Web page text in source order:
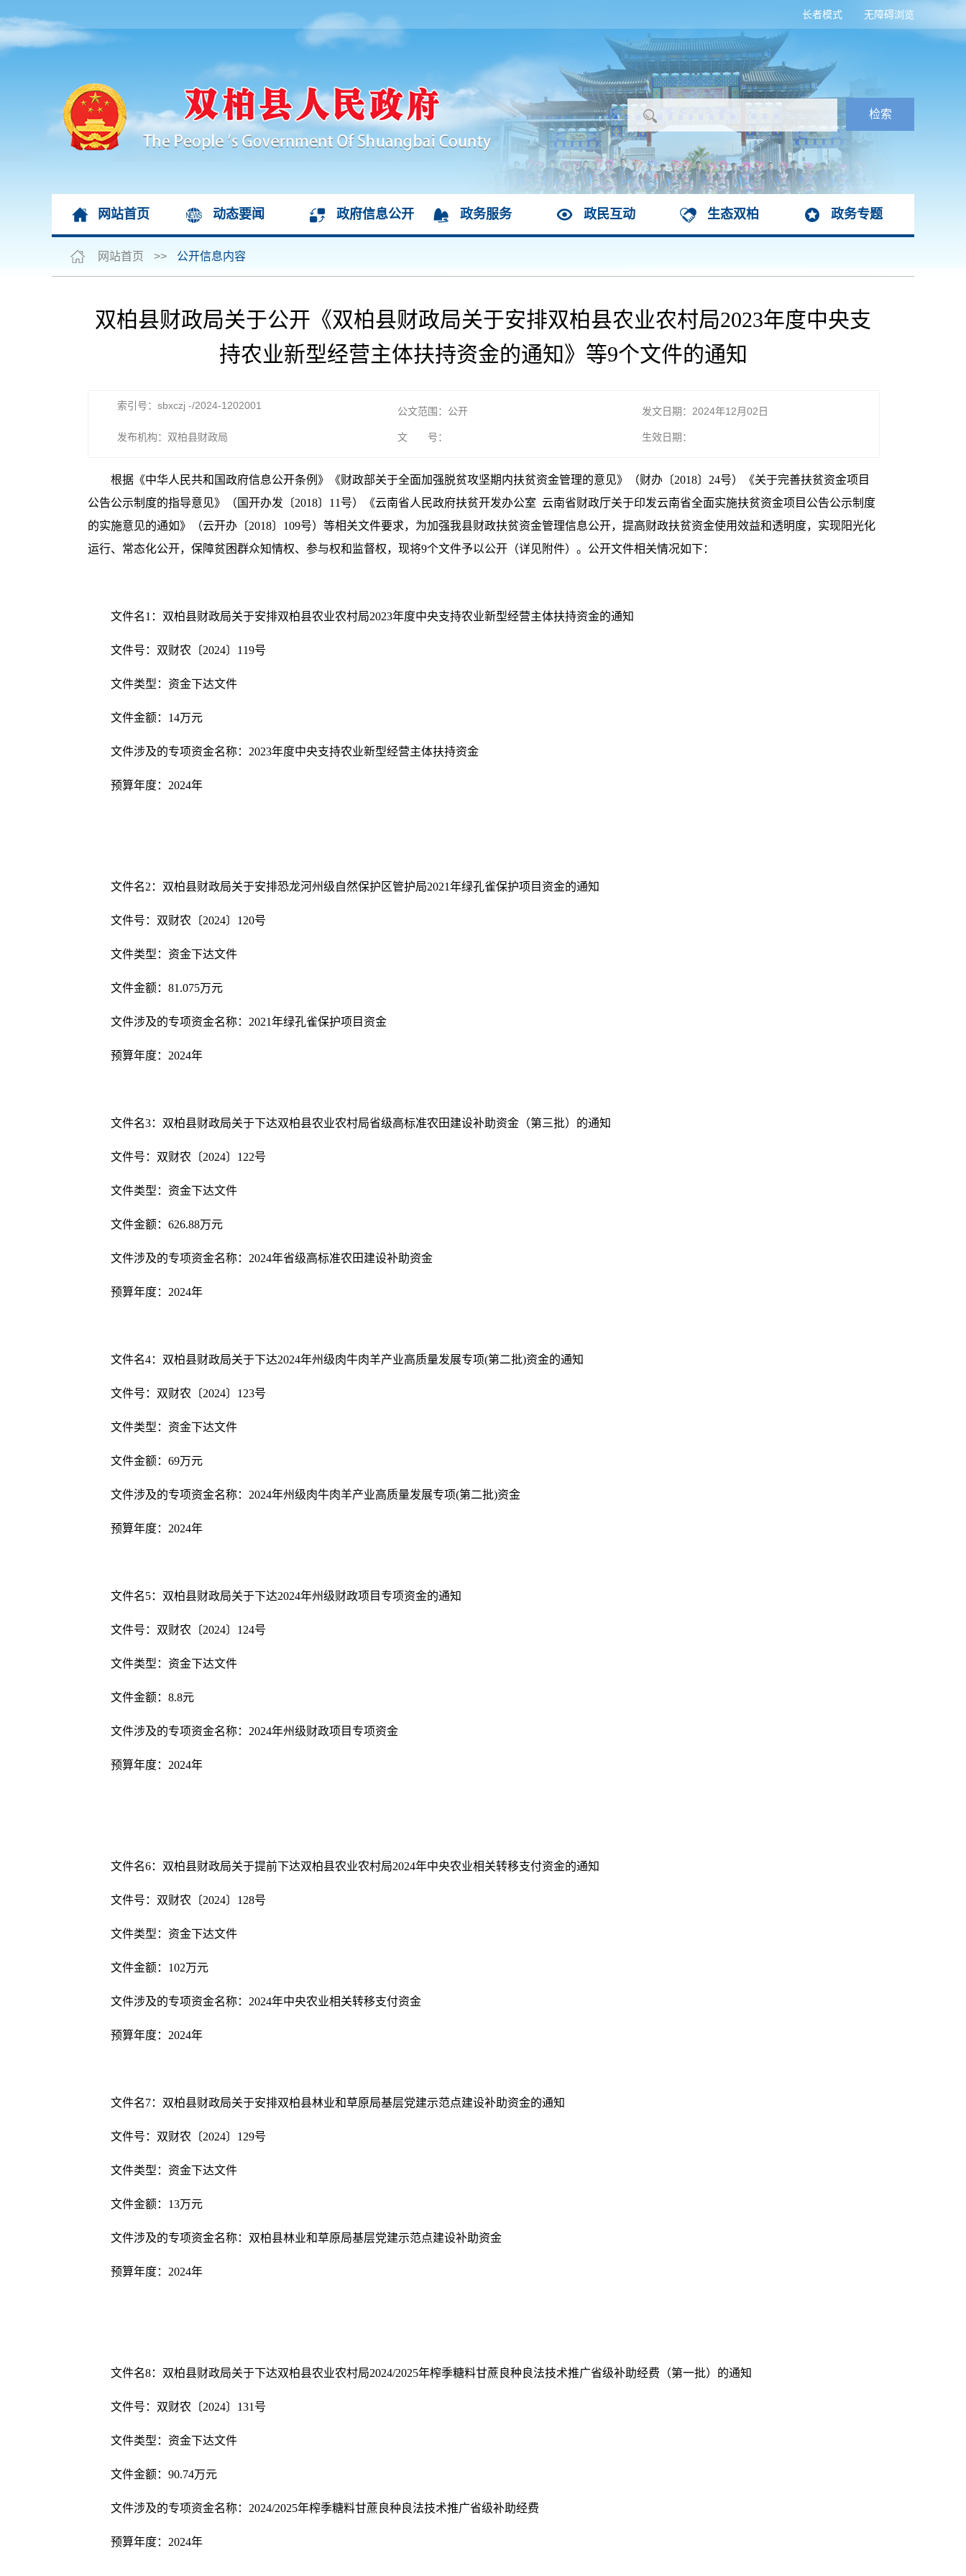
无障碍浏览
长者模式
网站首页 动态要闻 政府信息公开 政务服务 政民互动 生态双柏 政务专题
网站首页 >> 公开信息内容
双柏县财政局关于公开《双柏县财政局关于安排双柏县农业农村局2023年度中央支
持农业新型经营主体扶持资金的通知》等9个文件的通知
索引号：sbxczj -/2024-1202001 公文范围：公开 发文日期：2024年12月02日
发布机构：双柏县财政局 文 号： 生效日期：
根据《中华人民共和国政府信息公开条例 》《财政部关于全面加强脱贫攻坚期内扶贫资金管理的意见》（财办〔2018〕 24号）《关于完善扶贫资金项目
公告公示制度的指导意见》（国开办发〔2018〕 11 号）《云南省人民政府扶贫开发办公室 云南省财政厅关于印发云南省全面实施扶贫资金项目公告公示制度
的实施意见的通如》（云开办〔2018〕 109号）等相关文件要求，为加强我县财政扶贫资金管理信息公开，提高财政扶贫资金使用效益和透明度，实现阳光化
运行、常态化公开，保障贫困群众知情权、参与权和监督权，现将9个文件予以公开（详见附件）。公开文件相关情况如下：
文件名1 ： 双柏县财政局关于安排双柏县农业农村局2023年度中央支持农业新型经营主体扶持资金的通知
文件号：双财农〔2024〕 119号
文件类型：资金下达文件
文件金额： 14万元
文件涉及的专项资金名称： 2023年度中央支持农业新型经营主体扶持资金
预算年度： 2024年
文件名2 ： 双柏县财政局关于安排恐龙河州级自然保护区管护局2021年绿孔雀保护项目资金的通知
文件号：双财农〔2024〕 120号
文件类型：资金下达文件
文件金额： 81.075万元
文件涉及的专项资金名称： 2021年绿孔雀保护项目资金
预算年度： 2024年
文件名3：双柏县财政局关于下达双柏县农业农村局省级高标准农田建设补助资金（第三批）的通知
文件号：双财农〔2024〕 122号
文件类型：资金下达文件
文件金额： 626.88万元
文件涉及的专项资金名称： 2024年省级高标准农田建设补助资金
预算年度： 2024年
文件名4：双柏县财政局关于下达2024年州级肉牛肉羊产业高质量发展专项(第二批)资金的通知
文件号：双财农〔2024〕 123号
文件类型：资金下达文件
文件金额： 69万元
文件涉及的专项资金名称： 2024年州级肉牛肉羊产业高质量发展专项(第二批)资金
预算年度： 2024年
文件名5：双柏县财政局关于下达2024年州级财政项目专项资金的通知
文件号：双财农〔2024〕 124号
文件类型：资金下达文件
文件金额： 8.8元
文件涉及的专项资金名称： 2024年州级财政项目专项资金
预算年度： 2024年
文件名6：双柏县财政局关于提前下达双柏县农业农村局2024年中央农业相关转移支付资金的通知
文件号：双财农〔2024〕 128号
文件类型：资金下达文件
文件金额： 102万元
文件涉及的专项资金名称： 2024年中央农业相关转移支付资金
预算年度： 2024年
文件名7：双柏县财政局关于安排双柏县林业和草原局基层党建示范点建设补助资金的通知
文件号：双财农〔2024〕 129号
文件类型：资金下达文件
文件金额： 13万元
文件涉及的专项资金名称：双柏县林业和草原局基层党建示范点建设补助资金
预算年度： 2024年
文件名8：双柏县财政局关于下达双柏县农业农村局2024/2025年榨季糖料甘蔗良种良法技术推广省级补助经费（第一批）的通知
文件号：双财农〔2024〕 131 号
文件类型：资金下达文件
文件金额： 90.74万元
文件涉及的专项资金名称： 2024/2025年榨季糖料甘蔗良种良法技术推广省级补助经费
预算年度： 2024年